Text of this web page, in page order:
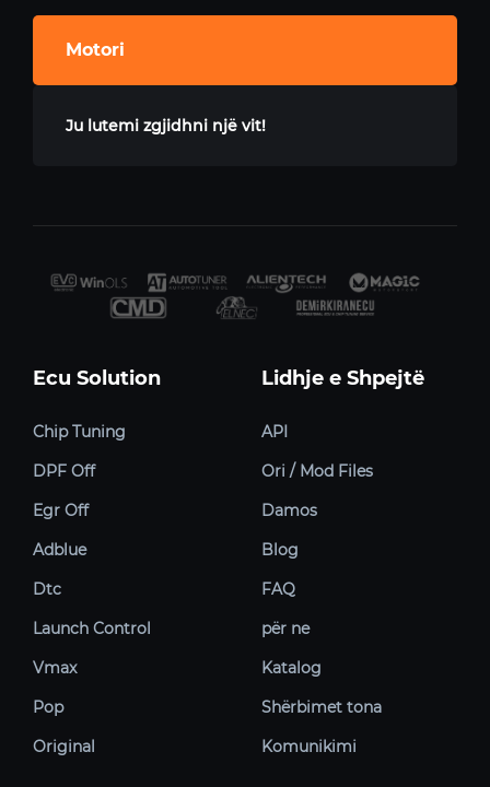
Motori
Ju lutemi zgjidhni një vit!
Ecu Solution
Chip Tuning
DPF Off
Egr Off
Adblue
Dtc
Launch Control
Vmax
Pop
Original
Lidhje e Shpejtë
API
Ori / Mod Files
Damos
Blog
FAQ
për ne
Katalog
Shërbimet tona
Komunikimi